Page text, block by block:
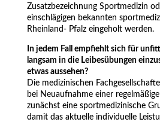
Zusatzbezeichnung Sportmedizin
einschlägigen bekannten
Rheinland- Pfalz eingeholt werden.
In jedem Fall empfiehlt sich für
langsam in die Leibesübungen
etwas aussehen?
Die medizinischen
bei Neuaufnahme einer
zunächst eine sportmedizinische
damit das aktuelle individuelle